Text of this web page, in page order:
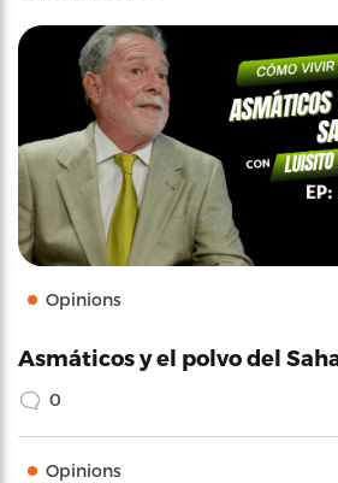
Opinions
Asmáticos y el polvo del
0
Opinions